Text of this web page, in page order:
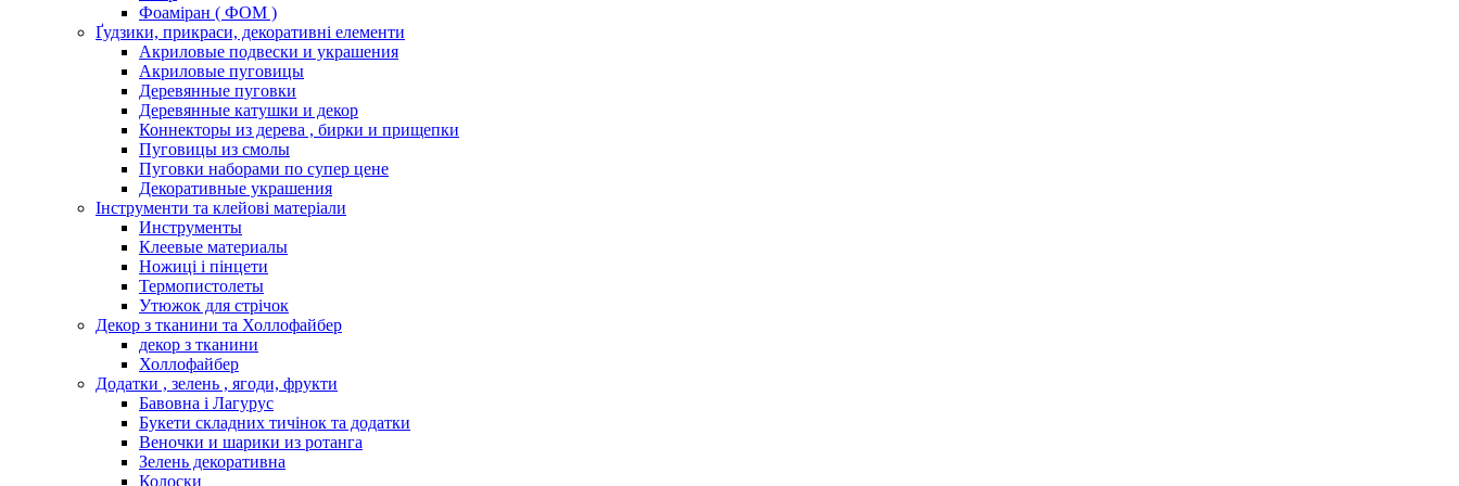
Фоаміран ( ФОМ )
Ґудзики, прикраси, декоративні елементи
Акриловые подвески и украшения
Акриловые пуговицы
Деревянные пуговки
Деревянные катушки и декор
Коннекторы из дерева , бирки и прищепки
Пуговицы из смолы
Пуговки наборами по супер цене
Декоративные украшения
Інструменти та клейові матеріали
Инструменты
Клеевые материалы
Ножиці і пінцети
Термопистолеты
Утюжок для стрічок
Декор з тканини та Холлофайбер
декор з тканини
Холлофайбер
Додатки , зелень , ягоди, фрукти
Бавовна і Лагурус
Букети складних тичінок та додатки
Веночки и шарики из ротанга
Зелень декоративна
Колоски